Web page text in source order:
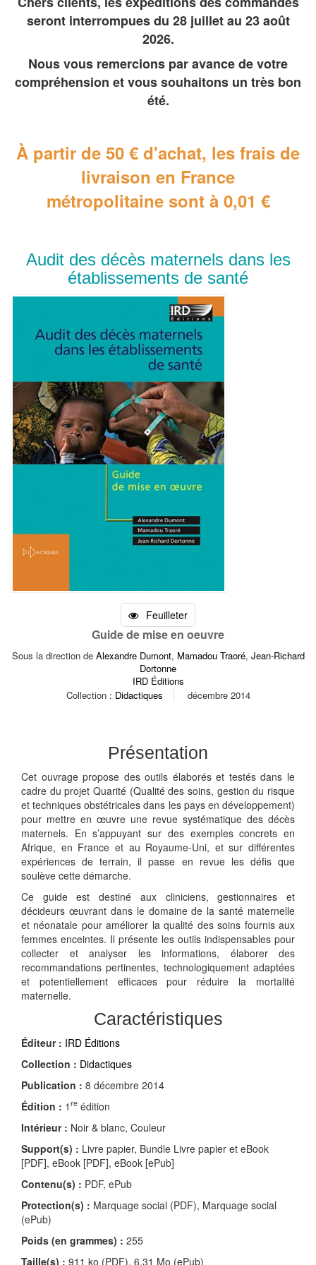
seront interrompues du 28 juillet au 23 août
2026.
Nous vous remercions par avance de votre
compréhension et vous souhaitons un très bon
été.
À partir de 50 € d'achat, les frais de
livraison en France
métropolitainesont à 0,01 €
Audit des décès maternels dans les
établissements de santé
Feuilleter
Guide de mise en oeuvre
Sous la direction de Alexandre Dumont, Mamadou Traoré, Jean-Richard
Dortonne
IRD Éditions
Collection : Didactiques décembre 2014
Présentation
Cet ouvrage propose des outils élaborés et testés dans le
cadre du projet Quarité (Qualité des soins, gestion du risque
et techniques obstétricales dans les pays en développement)
pour mettre en œuvre une revue systématique des décès
maternels. En s’appuyant sur des exemples concrets en
Afrique, en France et au Royaume-Uni, et sur différentes
expériences de terrain, il passe en revue les défis que
soulève cette démarche.
Ce guide est destiné aux cliniciens, gestionnaires et
décideurs œuvrant dans le domaine de la santé maternelle
et néonatale pour améliorer la qualité des soins fournis aux
femmes enceintes. Il présente les outils indispensables pour
collecter et analyser les informations, élaborer des
recommandations pertinentes, technologiquement adaptées
et potentiellement efficaces pour réduire la mortalité
maternelle.
Caractéristiques
Éditeur : IRD Éditions
Collection : Didactiques
Publication : 8 décembre 2014
Édition : 1 re édition
Intérieur : Noir & blanc, Couleur
Support(s) : Livre papier, Bundle Livre papier et eBook
[PDF], eBook [PDF], eBook [ePub]
Contenu(s) : PDF, ePub
Protection(s) : Marquage social (PDF), Marquage social
(ePub)
Poids (en grammes) : 255
Taille(s) : 911 ko (PDF), 6,31 Mo (ePub)